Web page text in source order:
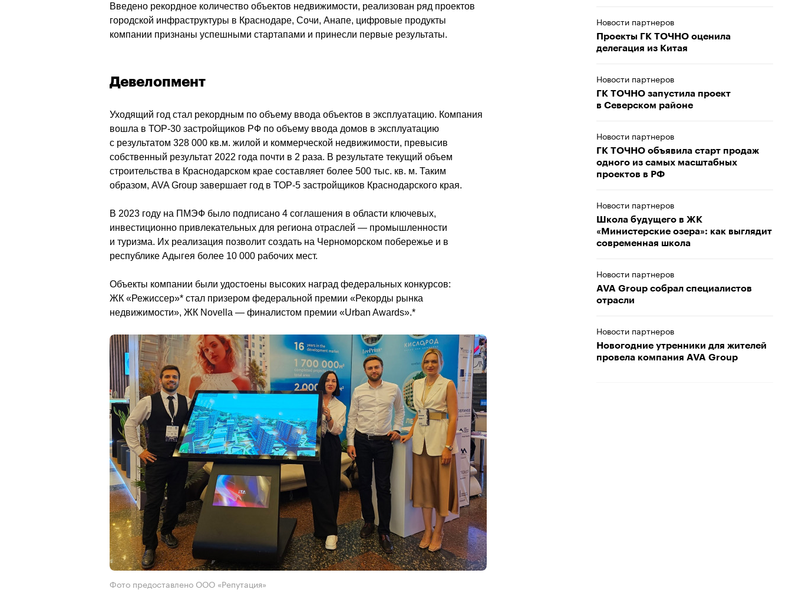
Введено рекордное количество объектов недвижимости, реализован ряд проектов
городской инфраструктуры в Краснодаре, Сочи, Анапе, цифровые продукты
компании признаны успешными стартапами и принесли первые результаты.
Девелопмент
Уходящий год стал рекордным по объему ввода объектов в эксплуатацию. Компания
вошла в ТОР-30 застройщиков РФ по объему ввода домов в эксплуатацию
с результатом 328 000 кв.м. жилой и коммерческой недвижимости, превысив
собственный результат 2022 года почти в 2 раза. В результате текущий объем
строительства в Краснодарском крае составляет более 500 тыс. кв. м. Таким
образом, AVA Group завершает год в ТОР-5 застройщиков Краснодарского края.
В 2023 году на ПМЭФ было подписано 4 соглашения в области ключевых,
инвестиционно привлекательных для региона отраслей — промышленности
и туризма. Их реализация позволит создать на Черноморском побережье и в
республике Адыгея более 10 000 рабочих мест.
Объекты компании были удостоены высоких наград федеральных конкурсов:
ЖК «Режиссер»* стал призером федеральной премии «Рекорды рынка
Фото предоставлено ООО «Репутация»
Новости партнеров
Проекты ГК ТОЧНО оценила
делегация из Китая
Новости партнеров
ГК ТОЧНО запустила проект
в Северском районе
Новости партнеров
ГК ТОЧНО объявила старт продаж
одного из самых масштабных
проектов в РФ
Новости партнеров
Школа будущего в ЖК
«Министерские озера»: как выглядит
современная школа
Новости партнеров
AVA Group собрал специалистов
отрасли
Новости партнеров
Новогодние утренники для жителей
провела компания AVA Group